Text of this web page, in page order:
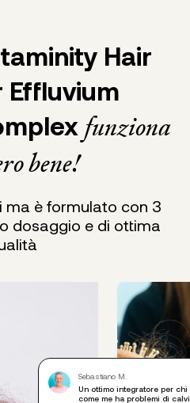
Hair
Effluvium
funziona
bene!
ma è formulato con 3
dosaggio e di ottima
Sebastiano M.
Un ottimo integratore per chi
come me ha problemi di